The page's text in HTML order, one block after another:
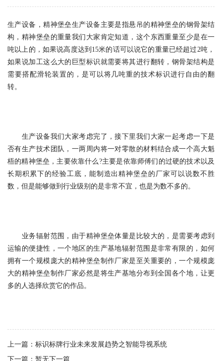
生产设备，精神堡垒生产设备主要是指悬吊的精神堡垒的钢骨架结
构，精神堡垒的重量我们大家肯定知道，这个东西重量至少是在一
吨以上的，如果说高度达到15米的话可以说它的重量已经超过2吨，
如果说加工这么大的巨型标识就需要将其进行翻转，钢骨架结构是
需要搭配滑轮装置的，是可以将几吨重的技术标识进行自由的翻
转。
生产设备我们大家考虑完了，接下里我们大家一起考虑一下是
否有生产技术团队，一两周内将一对零散的材料结合成一个高大魁
梧的精神堡垒，主要依靠什么?主要是依靠师傅们的过硬的技术以及
长期积累下的经验工底，能制造出精神堡垒的厂家可以说数不胜
数，但是能够做到行业级别的是非常不宜，也是为数不多的。
业务辐射范围，由于精神堡垒体量是比较大的，是需要考虑到
运输的便捷性，一个地区的生产基地辐射范围是非常有限的，如何
拥有一个规模庞大的精神堡垒制作厂家是至关重要的，一个规模庞
大的精神堡垒制作厂家必然是将生产基地分布到全国各个地，让更
多的人选择欣赏它的作品。
上一篇： 标识标牌行业未来发展趋势之智能导视系统
下一篇：暂无下一篇